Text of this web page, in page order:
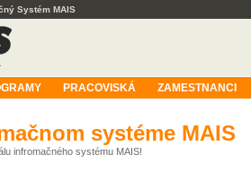
Systém MAIS
PRACOVISKÁ ZAMESTNANCI
systéme MAIS
infromačného systému MAIS!